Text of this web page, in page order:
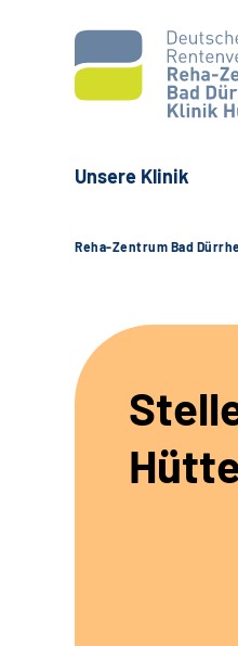
Unsere Klinik
Reha-Zentrum Bad